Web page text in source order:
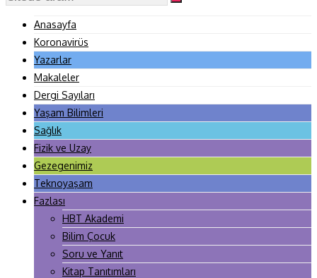
Anasayfa
Koronavirüs
Yazarlar
Makaleler
Dergi Sayıları
Yaşam Bilimleri
Sağlık
Fizik ve Uzay
Gezegenimiz
Teknoyaşam
Fazlası
HBT Akademi
Bilim Çocuk
Soru ve Yanıt
Kitap Tanıtımları